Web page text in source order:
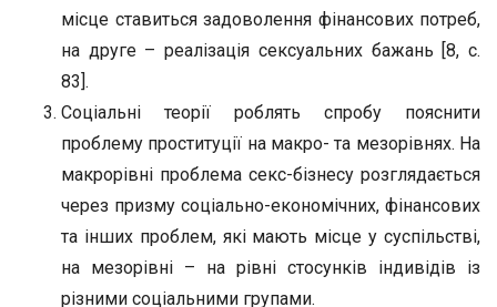
місце ставиться задоволення фінансових потреб,
на друге – реалізація сексуальних бажань [8, с.
83].
Соціальні теорії роблять спробу пояснити
проблему проституції на макро- та мезорівнях. На
макрорівні проблема секс-бізнесу розглядається
через призму соціально-економічних, фінансових
та інших проблем, які мають місце у суспільстві,
на мезорівні – на рівні стосунків індивідів із
різними соціальними групами.